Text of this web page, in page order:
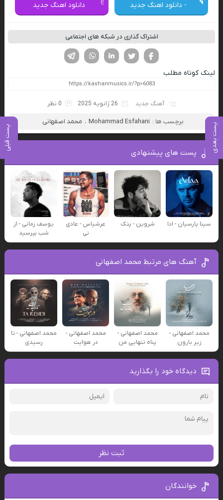
پست بعدی پست قبلی
- دانلود اهنگ جدید
دانلود اهنگ جدید
اشتراک گذاری در شبکه های اجتماعی
لینکدین تویتر
فیسوک
لینک کوتاه مطلب
آهنگ جدید 26 ژانویه 2025 0 نظر
برچسب ها : Mohammad Esfahani ، محمد اصفهانی
پست های پیشنهادی
سینا پارسیان - ادا شروین - پتک
عرشیاس - عادی
نی
یوسف زمانی - از
شب بپرسید
آهنگ های مرتبط محمد اصفهانی
محمد اصفهانی -
زیر بارون
محمد اصفهانی -
پناه تنهایی من
محمد اصفهانی -
در هوایت
محمد اصفهانی - تا
رسیدی
دیدگاه خود را بگذارید
ثبت نظر
خوانندگان